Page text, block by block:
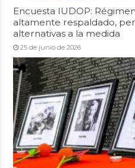
Encuesta IUDOP:
altamente respaldado,
alternativas a la medida
25 de junio de 2026